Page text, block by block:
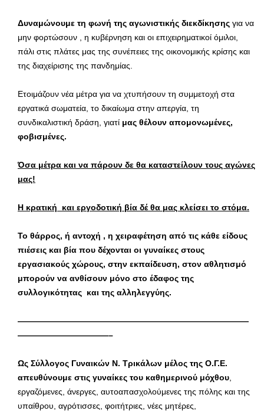
Δυναμώνουμε τη φωνή της αγωνιστικής διεκδίκησης για να
μην φορτώσουν , η κυβέρνηση και οι επιχειρηματικοί όμιλοι,
πάλι στις πλάτες μας της συνέπειες της οικονομικής κρίσης και
της διαχείρισης της πανδημίας.
Ετοιμάζουν νέα μέτρα για να χτυπήσουν τη συμμετοχή στα
εργατικά σωματεία, το δικαίωμα στην απεργία, τη
συνδικαλιστική δράση, γιατί μας θέλουν απομονωμένες,
φοβισμένες.
Όσα μέτρα και να πάρουν δε θα καταστείλουν τους αγώνες
μας!
Η κρατική και εργοδοτική βία δέ θα μας κλείσει το στόμα.
Το θάρρος, ή αντοχή , η χειραφέτηση από τις κάθε είδους
πιέσεις και βία που δέχονται οι γυναίκες στους
εργασιακούς χώρους, στην εκπαίδευση, στον αθλητισμό
μπορούν να ανθίσουν μόνο στο έδαφος της
συλλογικότητας και της αλληλεγγύης.
————————————————————————————
———————————–
Ως Σύλλογος Γυναικών Ν. Τρικάλων μέλος της Ο.Γ.Ε.
απευθύνουμε στις γυναίκες του καθημερινού μόχθου
εργαζόμενες, άνεργες, αυτοαπασχολούμενες της πόλης και της
υπαίθρου, αγρότισσες, φοιτήτριες, νέες μητέρες,